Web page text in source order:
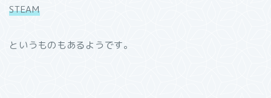
STEAM
というものもあるようです。